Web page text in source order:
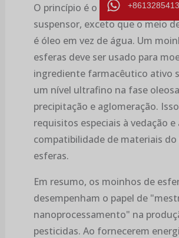
O princípio é o mesmo de um
suspensor, exceto que o meio
é óleo em vez de água. Um
esferas deve ser usado para
ingrediente farmacêutico ativo
um nível ultrafino na fase
precipitação e aglomeração.
requisitos especiais à vedação e
compatibilidade de materiais
esferas.
Em resumo, os moinhos de
desempenham o papel de
nanoprocessamento" na
pesticidas. Ao fornecerem